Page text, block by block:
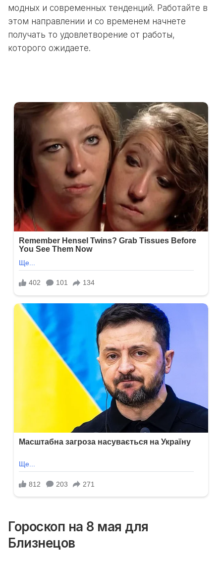
модных и современных тенденций. Работайте в
этом направлении и со временем начнете
получать то удовлетворение от работы,
которого ожидаете.
Гороскоп на 8 мая для
Близнецов